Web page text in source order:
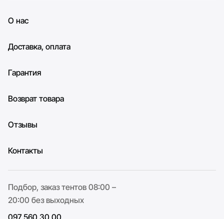
О нас
Доставка, оплата
Гарантия
Возврат товара
Отзывы
Контакты
Подбор, заказ тентов 08:00 –
20:00 без выходных